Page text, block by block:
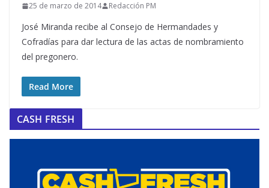
25 de marzo de 2014 Redacción PM
José Miranda recibe al Consejo de Hermandades y
Cofradías para dar lectura de las actas de nombramiento
del pregonero.
Read More
CASH FRESH